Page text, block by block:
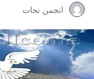
انجمن نجات